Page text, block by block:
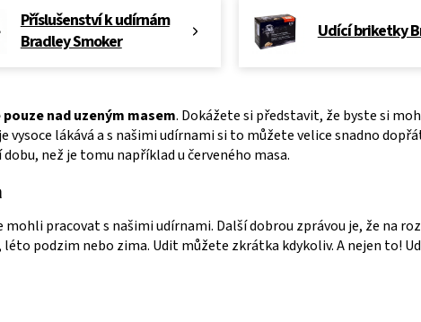
Příslušenství k udírnám
Bradley Smoker
Udící briketky
nad uzeným masem. Dokážete si představit, že byste si
vysoce lákává a s našimi udírnami si to můžete velice snadno
než je tomu například u červeného masa.
pracovat s našimi udírnami. Další dobrou zprávou je, že na
podzim nebo zima. Udit můžete zkrátka kdykoliv. A nejen to!